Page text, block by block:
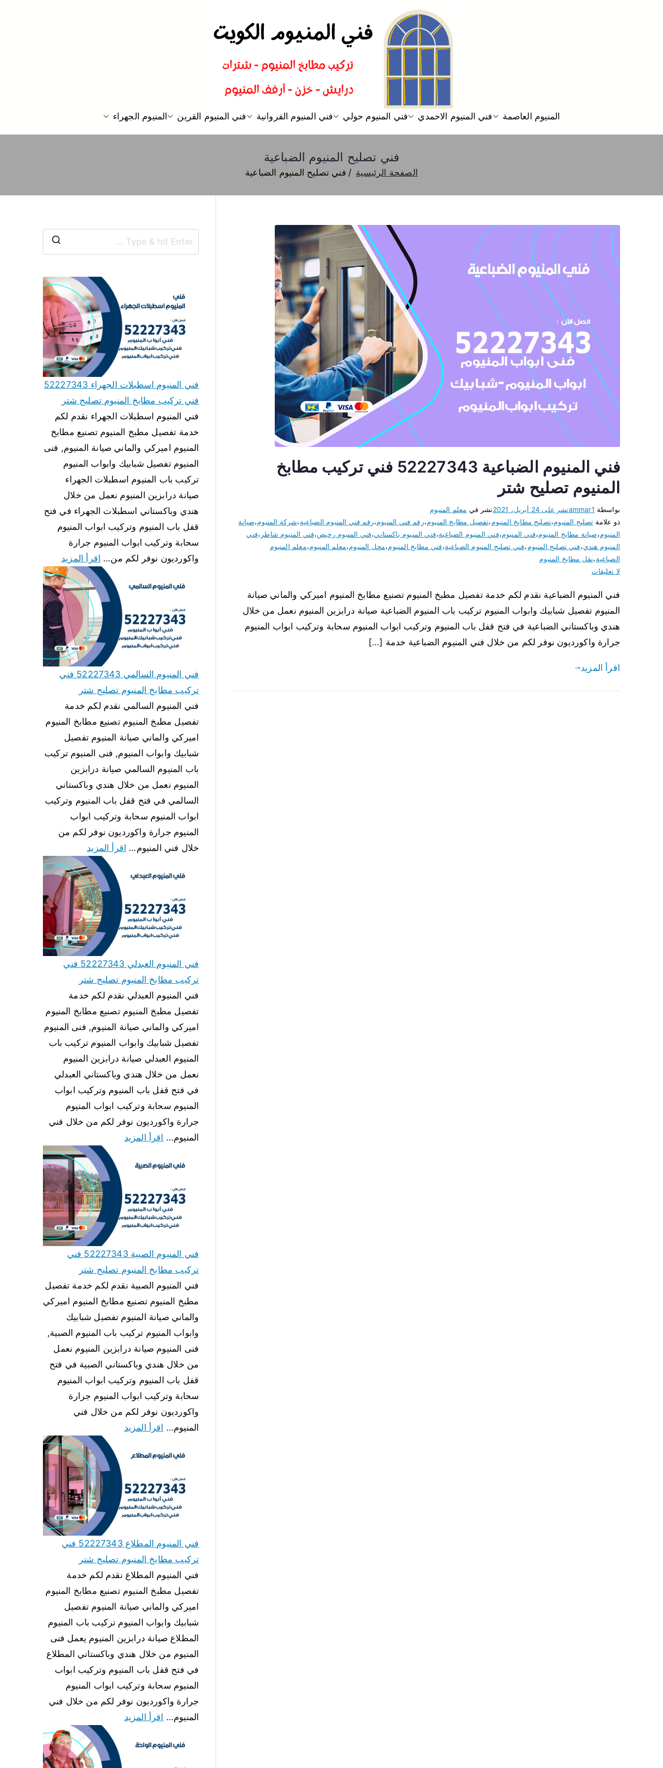
فني المنيوم
فني تركيب المنيوم الكويت المنيوم العاصمة فني المنيوم الاحمدي فني المنيوم حولي فني المنيوم الفروانية فني المنيوم القرين المنيوم الجهراء
فني تصليح المنيوم الضباعية
الصفحة الرئيسية فني تصليح المنيوم الضباعية
فني المنيوم الضباعية 52227343 فني تركيب مطابخ
المنيوم تصليح شتر
بواسطة ammar1نشر على 24 أبريل، 2021 نشر في معلم المنيوم
ذو علامة تصليح المنيوم،تصليح مطابخ المنيوم،تفصيل مطابخ المنيوم،رقم فني المنيوم،رقم فني المنيوم الضباعية،شركة المنيوم،صيانة
المنيوم،صيانة مطابخ المنيوم،فني المنيوم،فني المنيوم الضباعية،فني المنيوم باكستاني،فني المنيوم رخيص،فني المنيوم شاطر ،فني
المنيوم هندي،فني تصليح المنيوم،فني تصليح المنيوم الضباعية،فني مطابخ المنيوم،محل المنيوم،معلم المنيوم،معلم المنيوم
الضباعية،نقل مطابخ المنيوم
لا تعليقات
فني المنيوم الضباعية نقدم لكم خدمة تفصيل مطبخ المنيوم تصنيع مطابخ المنيوم اميركي والماني صيانة
المنيوم تفصيل شبابيك وابواب المنيوم تركيب باب المنيوم الضباعية صيانة درابزين المنيوم نعمل من خلال
هندي وباكستاني الضباعية في فتح قفل باب المنيوم وتركيب ابواب المنيوم سحابة وتركيب ابواب المنيوم
جرارة واكورديون نوفر لكم من خلال فني المنيوم الضباعية خدمة […]
اقرأ المزيد
فني المنيوم اسطبلات الجهراء 52227343
فني تركيب مطابخ المنيوم تصليح شتر
فني المنيوم اسطبلات الجهراء نقدم لكم
خدمة تفصيل مطبخ المنيوم تصنيع مطابخ
المنيوم اميركي والماني صيانة المنيوم, فنى
المنيوم تفصيل شبابيك وابواب المنيوم
تركيب باب المنيوم اسطبلات الجهراء
صيانة درابزين المنيوم نعمل من خلال
هندي وباكستاني اسطبلات الجهراء في فتح
قفل باب المنيوم وتركيب ابواب المنيوم
سحابة وتركيب ابواب المنيوم جرارة
واكورديون نوفر لكم من… اقرأ المزيد
فني المنيوم السالمي 52227343 فني
تركيب مطابخ المنيوم تصليح شتر
فني المنيوم السالمي نقدم لكم خدمة
تفصيل مطبخ المنيوم تصنيع مطابخ المنيوم
اميركي والماني صيانة المنيوم تفصيل
شبابيك وابواب المنيوم, فنى المنيوم تركيب
باب المنيوم السالمي صيانة درابزين
المنيوم نعمل من خلال هندي وباكستاني
السالمي في فتح قفل باب المنيوم وتركيب
ابواب المنيوم سحابة وتركيب ابواب
المنيوم جرارة واكورديون نوفر لكم من
خلال فني المنيوم… اقرأ المزيد
فني المنيوم العبدلي 52227343 فني
تركيب مطابخ المنيوم تصليح شتر
فني المنيوم العبدلي نقدم لكم خدمة
تفصيل مطبخ المنيوم تصنيع مطابخ المنيوم
اميركي والماني صيانة المنيوم, فنى المنيوم
تفصيل شبابيك وابواب المنيوم تركيب باب
المنيوم العبدلي صيانة درابزين المنيوم
نعمل من خلال هندي وباكستاني العبدلي
في فتح قفل باب المنيوم وتركيب ابواب
المنيوم سحابة وتركيب ابواب المنيوم
جرارة واكورديون نوفر لكم من خلال فني
المنيوم… اقرأ المزيد
فني المنيوم الصبية 52227343 فني
تركيب مطابخ المنيوم تصليح شتر
فني المنيوم الصبية نقدم لكم خدمة تفصيل
مطبخ المنيوم تصنيع مطابخ المنيوم اميركي
والماني صيانة المنيوم تفصيل شبابيك
وابواب المنيوم تركيب باب المنيوم الصبية,
فنى المنيوم صيانة درابزين المنيوم نعمل
من خلال هندي وباكستاني الصبية في فتح
قفل باب المنيوم وتركيب ابواب المنيوم
سحابة وتركيب ابواب المنيوم جرارة
واكورديون نوفر لكم من خلال فني
المنيوم… اقرأ المزيد
فني المنيوم المطلاع 52227343 فني
تركيب مطابخ المنيوم تصليح شتر
فني المنيوم المطلاع نقدم لكم خدمة
تفصيل مطبخ المنيوم تصنيع مطابخ المنيوم
اميركي والماني صيانة المنيوم تفصيل
شبابيك وابواب المنيوم تركيب باب المنيوم
المطلاع صيانة درابزين المنيوم يعمل فنى
المنيوم من خلال هندي وباكستاني المطلاع
في فتح قفل باب المنيوم وتركيب ابواب
المنيوم سحابة وتركيب ابواب المنيوم
جرارة واكورديون نوفر لكم من خلال فني
المنيوم… اقرأ المزيد